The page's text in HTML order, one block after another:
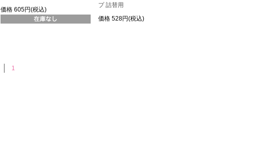
価格 605円(税込)
プ 詰替用
価格 528円(税込)
1